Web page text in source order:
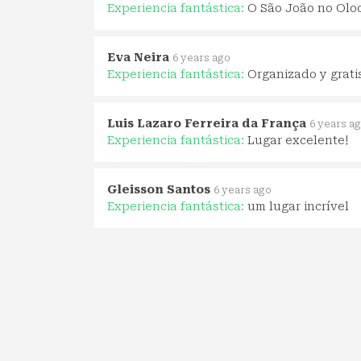
Experiencia fantástica: O São João no
Eva Neira 6 years ago
Experiencia fantástica: Organizado y
Luis Lazaro Ferreira da França 6 years
Experiencia fantástica: Lugar excelente!
Gleisson Santos 6 years ago
Experiencia fantástica: um lugar incrível